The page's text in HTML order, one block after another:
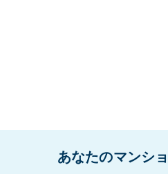
あなたのマンシ